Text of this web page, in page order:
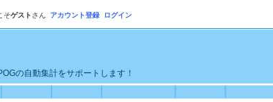
そゲスト さん アカウント登録 ログイン
の自動集計をサポートします！